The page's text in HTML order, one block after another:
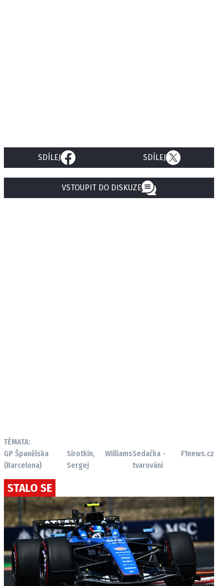
SDÍLEJ SDÍLEJ
VSTOUPIT DO DISKUZE
TÉMATA:
GP Španělska
(Barcelona)
Sirotkin,
Sergej
WilliamsSedačka -
tvarování
F1news.cz
STALO SE